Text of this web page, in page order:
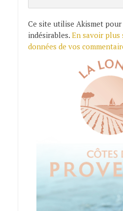
Ce site utilise Akismet
indésirables. En savoir plus
données de vos